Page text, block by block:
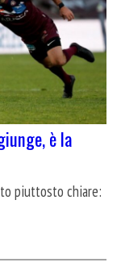
è la
piuttosto chiare: